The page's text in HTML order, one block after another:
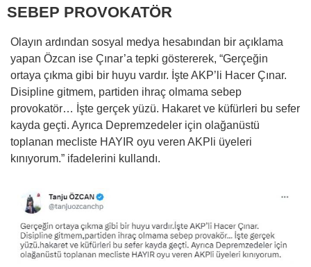
SEBEP PROVOKATÖR
Olayın ardından sosyal medya hesabından bir açıklama
yapan Özcan ise Çınar’a tepki göstererek, “Gerçeğin
ortaya çıkma gibi bir huyu vardır. İşte AKP’li Hacer Çınar.
Disipline gitmem, partiden ihraç olmama sebep
provokatör… İşte gerçek yüzü. Hakaret ve küfürleri bu sefer
kayda geçti. Ayrıca Depremzedeler için olağanüstü
toplanan mecliste HAYIR oyu veren AKPli üyeleri
kınıyorum.” ifadelerini kullandı.